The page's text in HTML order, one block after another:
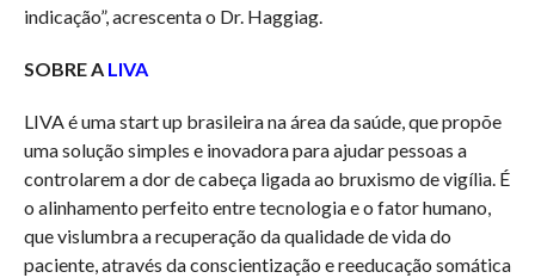
indicação”, acrescenta o Dr. Haggiag.
SOBRE A LIVA
LIVA é uma start up brasileira na área da saúde, que propõe
uma solução simples e inovadora para ajudar pessoas a
controlarem a dor de cabeça ligada ao bruxismo de vigília. É
o alinhamento perfeito entre tecnologia e o fator humano,
que vislumbra a recuperação da qualidade de vida do
paciente, através da conscientização e reeducação somática